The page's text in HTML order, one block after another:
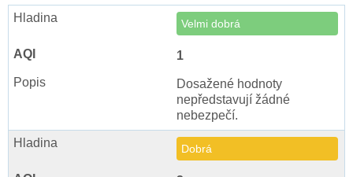
Velmi dobrá
1
Dosažené hodnoty
nepředstavují žádné
nebezpečí.
Dobrá